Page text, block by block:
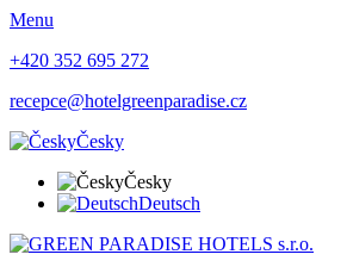
Menu
+420 352 695 272
recepce@hotelgreenparadise.cz
Česky
Česky
Deutsch